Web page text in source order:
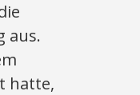
aus.
hatte,